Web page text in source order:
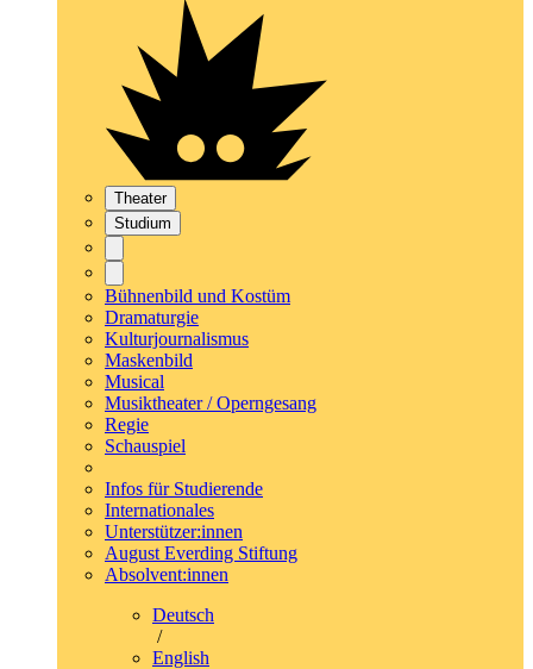
Theater
Studium
Bühnenbild und Kostüm
Dramaturgie
Kulturjournalismus
Maskenbild
Musical
Musiktheater / Operngesang
Regie
Schauspiel
Infos für Studierende
Internationales
Unterstützer:innen
August Everding Stiftung
Absolvent:innen
Deutsch
/
English